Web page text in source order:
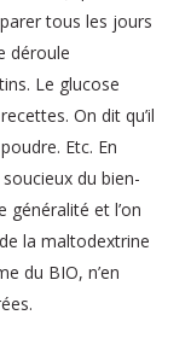
tous les jours
déroule
Le glucose
On dit qu’il
Etc. En
du bien-
généralité et l’on
la maltodextrine
du BIO, n’en